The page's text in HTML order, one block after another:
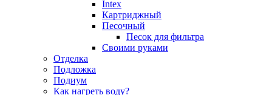
Intex
Картриджный
Песочный
Песок для фильтра
Своими руками
Отделка
Подложка
Подиум
Как нагреть воду?